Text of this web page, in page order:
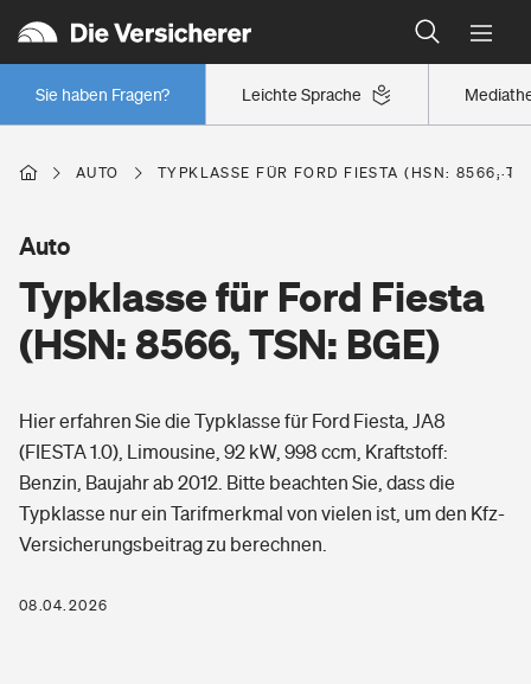
Leichte Sprache
Sie haben Fragen?
Wer versichert was: Jetzt Versicherer finden
Regionalklassen: So ist Ihre Region eingestuft
Wer versichert was: Jetzt Versicherer finden
Berufsunfähigkeitsversicherung
Erwerbsunfähigkeitsversicherung
Grundfähigkeitsversicherung
Arbeitsrechtsschutz
Berufshaftpflichtversicherung
Zur Übersicht
Wohnen
Elementarversicherung
Freizeit
Pri­vate Haft­pflicht­
Gesundheit
Private Krankenversicherung
AUTO TYPKLASSE FÜR FORD FIESTA (HSN: 8566,
Typklasse für Ford Fiesta
(HSN: 8566, TSN: BGE)
Auto
Hier erfahren Sie die Typklasse für Ford Fiesta, JA8
(FIESTA 1.0), Limousine, 92 kW, 998 ccm, Kraftstoff:
Benzin, Baujahr ab 2012. Bitte beachten Sie, dass die
Typklasse nur ein Tarifmerkmal von vielen ist, um den Kfz-
Versicherungsbeitrag zu berechnen.
08.04.2026